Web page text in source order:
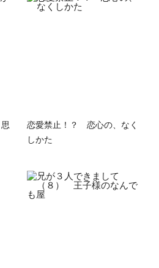
恋愛禁止！？ 恋心の、なく
しかた